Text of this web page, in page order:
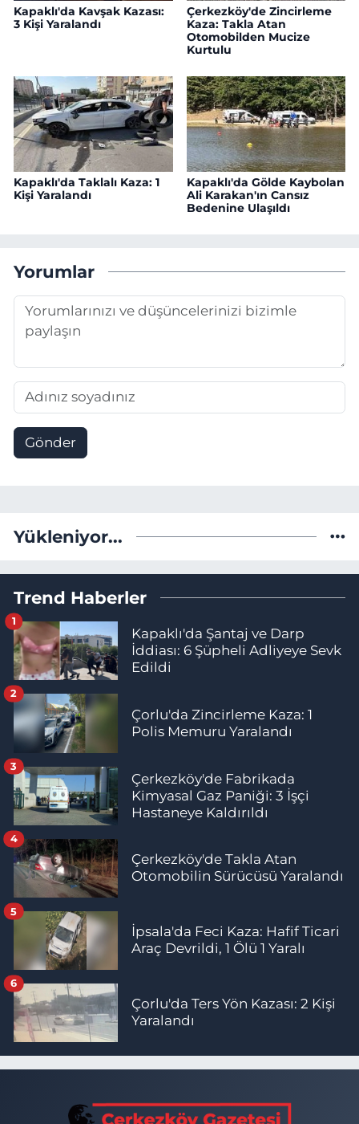
Kapaklı'da Kavşak Kazası:
3 Kişi Yaralandı
Çerkezköy'de Zincirleme
Kaza: Takla Atan
Otomobilden Mucize
Kurtulu
Kapaklı'da Taklalı Kaza: 1
Kişi Yaralandı
Kapaklı'da Gölde Kaybolan
Ali Karakan'ın Cansız
Bedenine Ulaşıldı
Yorumlar
Gönder
Yükleniyor...
Trend Haberler
Kapaklı'da Şantaj ve Darp
İddiası: 6 Şüpheli Adliyeye Sevk
Edildi
1
Çorlu'da Zincirleme Kaza: 1
Polis Memuru Yaralandı
2
Çerkezköy'de Fabrikada
Kimyasal Gaz Paniği: 3 İşçi
Hastaneye Kaldırıldı
3
Çerkezköy'de Takla Atan
Otomobilin Sürücüsü Yaralandı
4
İpsala'da Feci Kaza: Hafif Ticari
Araç Devrildi, 1 Ölü 1 Yaralı
5
Çorlu'da Ters Yön Kazası: 2 Kişi
Yaralandı
6